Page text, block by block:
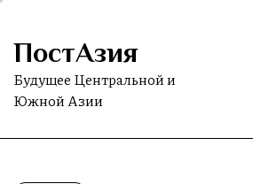
Skip
the
content
ПостАзия
Будущее Центральной и
Южной Азии